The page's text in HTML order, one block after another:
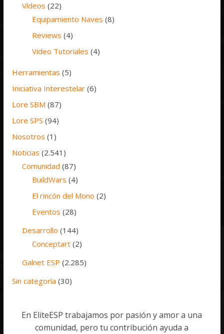
Vídeos (22)
Equipamiento Naves (8)
Reviews (4)
Video Tutoriales (4)
Herramientas (5)
Iniciativa Interestelar (6)
Lore SBM (87)
Lore SPS (94)
Nosotros (1)
Noticias (2.541)
Comunidad (87)
BuildWars (4)
El rincón del Mono (2)
Eventos (28)
Desarrollo (144)
Conceptart (2)
Galnet ESP (2.285)
Sin categoría (30)
En EliteESP trabajamos por pasión y amor a una
comunidad, pero tu contribución ayuda a